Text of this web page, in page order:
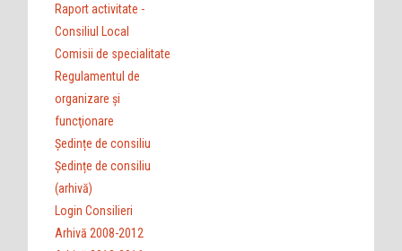
Raport activitate -
Consiliul Local
Comisii de specialitate
Regulamentul de
organizare şi
funcţionare
Ședințe de consiliu
Ședințe de consiliu
(arhivă)
Login Consilieri
Arhivă 2008-2012